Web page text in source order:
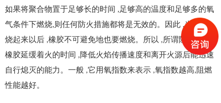
如果将聚合物置于足够长的时间 ,足够高的温度和足够多的氧
气条件下燃烧,则任何防火措施都将是无效的。因此 ,当火燃
烧起来以后 ,橡胶不可避免地也要燃烧。所以 ,所谓阻燃是指
橡胶延缓着火的时间 ,降低火焰传播速度和离开火源后能迅速
自行熄灭的能力。一般 ,它用氧指数来表示 ,氧指数越高,阻燃
性能越好。